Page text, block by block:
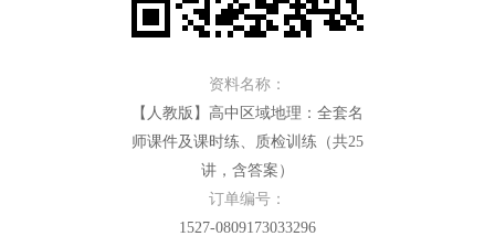
资料名称：
【人教版】高中区域地理：全套名
师课件及课时练、质检训练（共25
讲，含答案）
订单编号：
1527-0809173033296